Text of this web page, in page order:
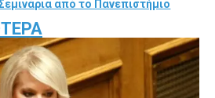
από το Πανεπιστήμιο